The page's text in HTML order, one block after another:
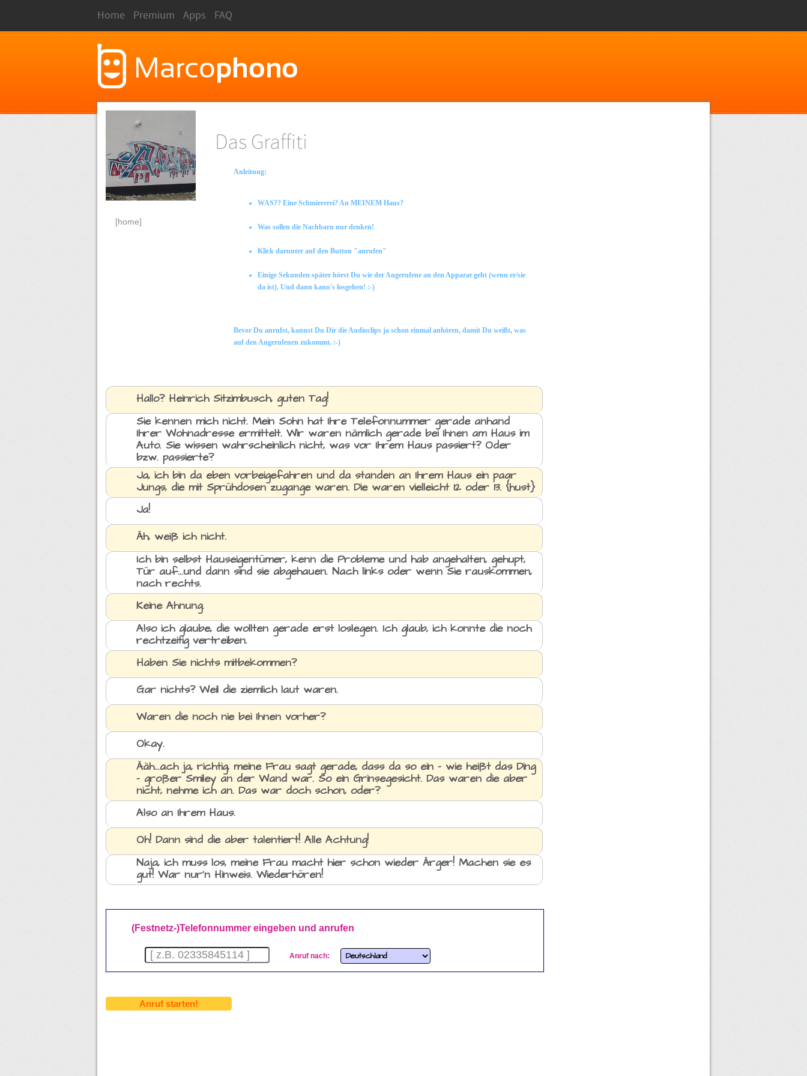
Home Premium Apps FAQ
[home]
Das Graffiti
Anleitung:
WAS?? Eine Schmiererei? An MEINEM Haus?
Was sollen die Nachbarn nur denken!
Klick darunter auf den Button "anrufen"
Einige Sekunden später hörst Du wie der Angerufene an den Apparat geht (wenn er/sie
da ist). Und dann kann's losgehen! :-)
Bevor Du anrufst, kannst Du Dir die Audioclips ja schon einmal anhören, damit Du weißt, was
auf den Angerufenen zukommt. :-)
Hallo? Heinrich Sitzimbusch, guten Tag!
Sie kennen mich nicht. Mein Sohn hat Ihre Telefonnummer gerade anhand
Ihrer Wohnadresse ermittelt. Wir waren nämlich gerade bei Ihnen am Haus im
Auto. Sie wissen wahrscheinlich nicht, was vor Ihrem Haus passiert? Oder
bzw. passierte?
Ja, ich bin da eben vorbeigefahren und da standen an Ihrem Haus ein paar
Jungs, die mit Sprühdosen zugange waren. Die waren vielleicht 12 oder 13. {hust}
Ja!
Äh, weiß ich nicht.
Ich bin selbst Hauseigentümer, kenn die Probleme und hab angehalten, gehupt,
Tür auf...und dann sind sie abgehauen. Nach links oder wenn Sie rauskommen,
nach rechts.
Keine Ahnung.
Also ich glaube, die wollten gerade erst loslegen. Ich glaub, ich konnte die noch
rechtzeitig vertreiben.
Haben Sie nichts mitbekommen?
Gar nichts? Weil die ziemlich laut waren.
Waren die noch nie bei Ihnen vorher?
Okay.
Ääh...ach ja, richtig, meine Frau sagt gerade, dass da so ein - wie heißt das Ding
- großer Smiley an der Wand war. So ein Grinsegesicht. Das waren die aber
nicht, nehme ich an. Das war doch schon, oder?
Also an Ihrem Haus.
Oh! Dann sind die aber talentiert! Alle Achtung!
Naja, ich muss los, meine Frau macht hier schon wieder Ärger! Machen sie es
gut! War nur'n Hinweis. Wiederhören!
(Festnetz-)Telefonnummer eingeben und anrufen
Anruf nach: